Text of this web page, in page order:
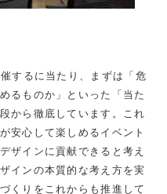
するに当たり、まずは「危
るものか」といった「当た
から徹底しています。これ
安心して楽しめるイベント
ザインに貢献できると考え
インの本質的な考え方を実
くりをこれからも推進して